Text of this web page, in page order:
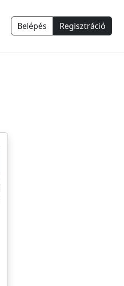
Belépés Regisztráció